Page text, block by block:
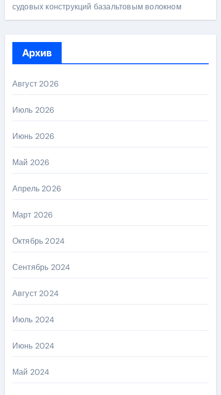
судовых конструкций базальтовым волокном
Архив
Август 2026
Июль 2026
Июнь 2026
Май 2026
Апрель 2026
Март 2026
Октябрь 2024
Сентябрь 2024
Август 2024
Июль 2024
Июнь 2024
Май 2024